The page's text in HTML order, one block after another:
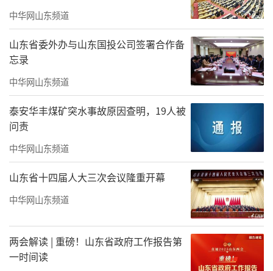
中华网山东频道
山东省委外办与山东国投公司签署合作备
忘录
中华网山东频道
泰安华丰煤矿突水事故原因查明，19人被
问责
中华网山东频道
山东省十四届人大三次会议隆重开幕
中华网山东频道
两会解读 | 重磅！山东省政府工作报告第
一时间读